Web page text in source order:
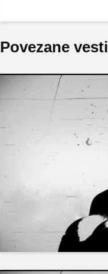
Povezane vesti